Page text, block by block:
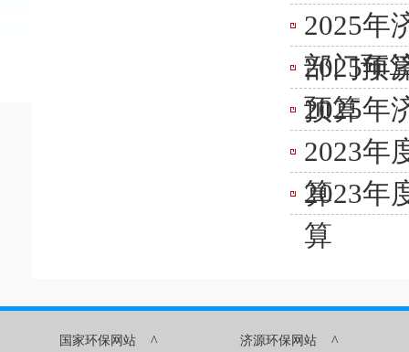
2025年
部门预
2025年
预算
2025年
2023年
算
2023年
算
国家环保网站 ^ 济源环保网站 ^